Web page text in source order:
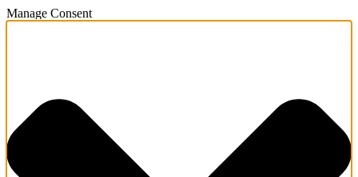
Manage Consent